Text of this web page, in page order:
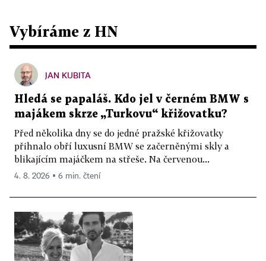
Vybíráme z HN
JAN KUBITA
Hledá se papaláš. Kdo jel v černém BMW s
majákem skrze „Turkovu“ křižovatku?
Před několika dny se do jedné pražské křižovatky
přihnalo obří luxusní BMW se začerněnými skly a
blikajícím majáčkem na střeše. Na červenou...
4. 8. 2026 ▪ 6 min. čtení